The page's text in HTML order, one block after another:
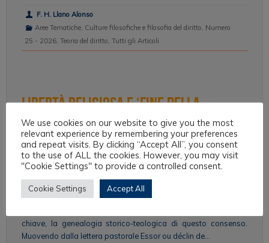
F. H. Llano Alonso
Aree Tematiche, Culture filosofiche e filosofia del diritto, Numero
25 - 2026, Teoria del diritto, Tutti gli Articoli
Libertà religiosa e ‘fine della
cristianità’. Una genealogia parigina
del Concilio Vaticano II (1927-1965).
La diagnosi in merito alla fine del regime di cristianità sembra
godere oggi di ampio consenso da parte del magistero,
dall’episcopato francese fino al vertice della Chiesa universale.
chiave, la genealogia storico-teologica di questo consenso.
Muovendo dalla lettera pastorale Essor ou déclin de…
We use cookies on our website to give you the most
relevant experience by remembering your preferences
and repeat visits. By clicking “Accept All”, you consent
to the use of ALL the cookies. However, you may visit
"Cookie Settings" to provide a controlled consent.
Cookie Settings Accept All